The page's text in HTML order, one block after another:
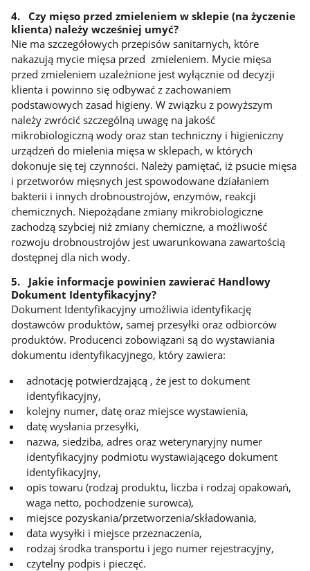
4. Czy mięso przed zmieleniem w sklepie (na życzenie
klienta) należy wcześniej umyć?
Nie ma szczegółowych przepisów sanitarnych, które
nakazują mycie mięsa przed zmieleniem. Mycie mięsa
przed zmieleniem uzależnione jest wyłącznie od decyzji
klienta i powinno się odbywać z zachowaniem
podstawowych zasad higieny. W związku z powyższym
należy zwrócić szczególną uwagę na jakość
mikrobiologiczną wody oraz stan techniczny i higieniczny
urządzeń do mielenia mięsa w sklepach, w których
dokonuje się tej czynności. Należy pamiętać, iż psucie mięsa
i przetworów mięsnych jest spowodowane działaniem
bakterii i innych drobnoustrojów, enzymów, reakcji
chemicznych. Niepożądane zmiany mikrobiologiczne
zachodzą szybciej niż zmiany chemiczne, a możliwość
rozwoju drobnoustrojów jest uwarunkowana zawartością
dostępnej dla nich wody.
5. Jakie informacje powinien zawierać Handlowy
Dokument Identyfikacyjny?
Dokument Identyfikacyjny umożliwia identyfikację
dostawców produktów, samej przesyłki oraz odbiorców
produktów. Producenci zobowiązani są do wystawiania
dokumentu identyfikacyjnego, który zawiera:
adnotację potwierdzającą , że jest to dokument
identyfikacyjny,
kolejny numer, datę oraz miejsce wystawienia,
datę wysłania przesyłki,
nazwa, siedziba, adres oraz weterynaryjny numer
identyfikacyjny podmiotu wystawiającego dokument
identyfikacyjny,
opis towaru (rodzaj produktu, liczba i rodzaj opakowań,
waga netto, pochodzenie surowca),
miejsce pozyskania/przetworzenia/składowania,
data wysyłki i miejsce przeznaczenia,
rodzaj środka transportu i jego numer rejestracyjny,
czytelny podpis i pieczęć.